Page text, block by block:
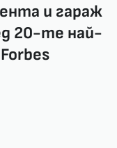
и гараж
20-те най-